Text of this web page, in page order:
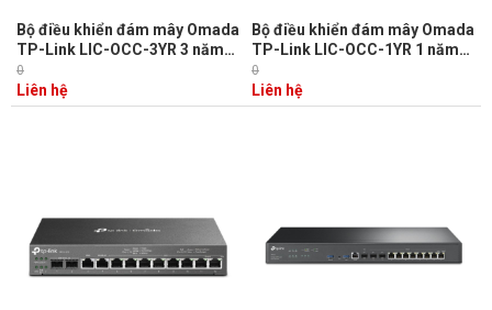
Bộ điều khiển đám mây Omada
TP-Link LIC-OCC-3YR 3 năm
cho 1 thiết bị
0
Liên hệ
Bộ điều khiển đám mây Omada
TP-Link LIC-OCC-1YR 1 năm
cho 1 thiết bị
0
Liên hệ